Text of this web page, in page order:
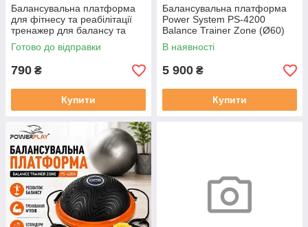
Балансувальна платформа
для фітнесу та реабілітації
тренажер для балансу та
координації PowerPlay
PP_4417 кругла, дерев'яна
Готово до відправки
790 ₴
Купити
Балансувальна платформа
Power System PS-4200
Balance Trainer Zone (Ø60)
Black
В наявності
5 900 ₴
Купити